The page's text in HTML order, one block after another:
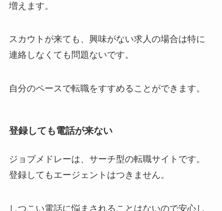
増えます。
スカウトが来ても、興味がない求人の場合は特に
連絡しなくても問題ないです。
自分のペースで転職をすすめることができます。
登録しても電話が来ない
ジョブメドレーは、サーチ型の転職サイトです。
登録してもエージェントはつきません。
しつこい電話に悩まされることはないので安心し